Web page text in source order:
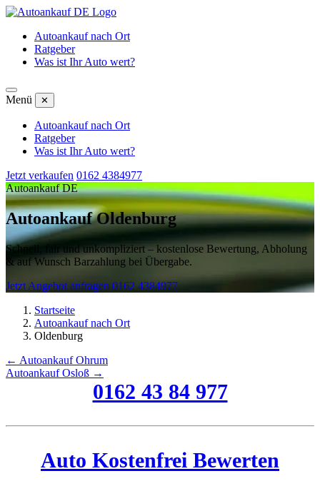
Autoankauf nach Ort
Ratgeber
Was ist Ihr Auto wert?
Menü ✕
Autoankauf nach Ort
Ratgeber
Was ist Ihr Auto wert?
Jetzt verkaufen 0162 4384977
Autoankauf DE
Autoankauf Oldenburg
Schnell, fair und unkompliziert – kostenlose Bewertung, Abholung
& auf Wunsch Barzahlung bei Übergabe.
Jetzt Angebot anfragen 0162 4384977
Startseite
Autoankauf nach Ort
Oldenburg
← Autoankauf Ohrum
Autoankauf Osloß →
0162 43 84 977
Auto Kostenfrei Bewerten